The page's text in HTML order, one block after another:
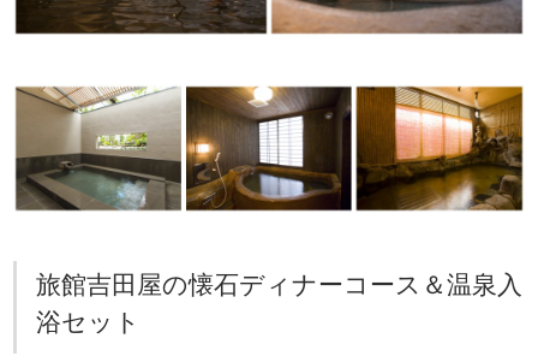
旅館吉田屋の懐石ディナーコース＆温泉入
浴セット